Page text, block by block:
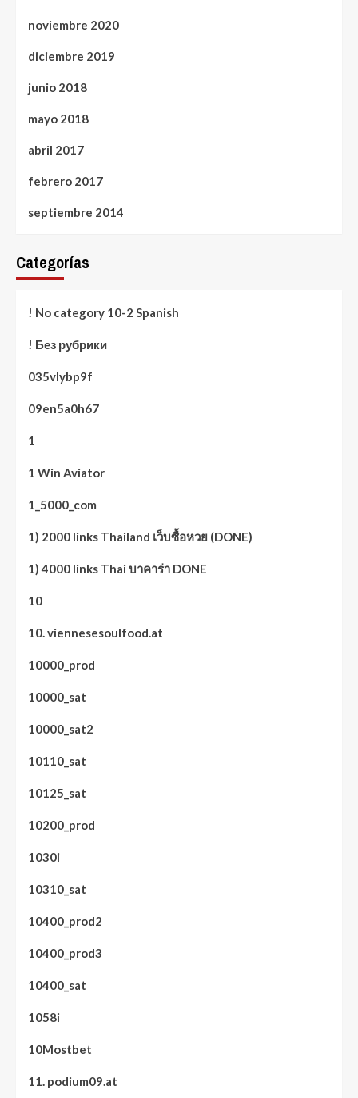
noviembre 2020
diciembre 2019
junio 2018
mayo 2018
abril 2017
febrero 2017
septiembre 2014
Categorías
! No category 10-2 Spanish
! Без рубрики
035vlybp9f
09en5a0h67
1
1 Win Aviator
1_5000_com
1) 2000 links Thailand เว็บซื้อหวย (DONE)
1) 4000 links Thai บาคาร่า DONE
10
10. viennesesoulfood.at
10000_prod
10000_sat
10000_sat2
10110_sat
10125_sat
10200_prod
1030i
10310_sat
10400_prod2
10400_prod3
10400_sat
1058i
10Mostbet
11. podium09.at